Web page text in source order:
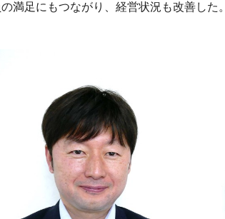
満足にもつながり、経営状況も改善した。